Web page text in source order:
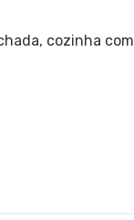
cozinha com